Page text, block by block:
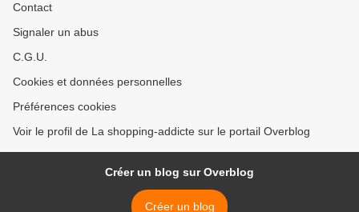
Contact
Signaler un abus
C.G.U.
Cookies et données personnelles
Préférences cookies
Voir le profil de La shopping-addicte sur le portail Overblog
Créer un blog sur Overblog
Créer un blog